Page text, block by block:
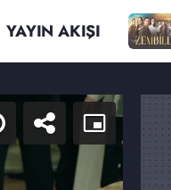
YAYIN AKIŞI